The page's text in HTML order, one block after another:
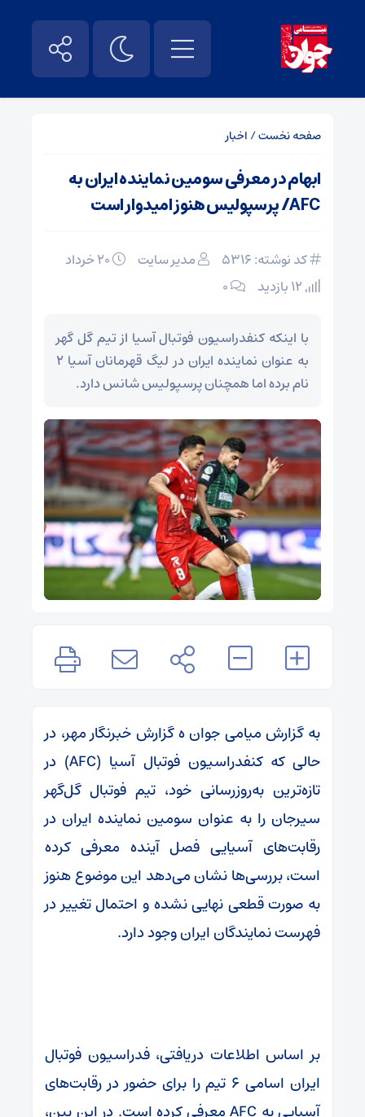
صفحه نخست/ اخبار
ابهام در معرفی سومین نماینده ایران به
AFC/ پرسپولیس هنوز امیدوار است
کد نوشته: 5316 مدیر سایت
۰
با اینکه کنفدراسیون فوتبال آسیا از تیم گل گهر
به عنوان نماینده ایران در لیگ قهرمانان آسیا ۲
نام برده اما همچنان پرسپولیس شانس دارد.
به گزارش میامی جوان ه گزارش خبرنگار مهر، در
حالی که کنفدراسیون فوتبال آسیا (AFC) در
تازه‌ترین به‌روزرسانی خود، تیم فوتبال گل‌گهر
سیرجان را به عنوان سومین نماینده ایران در
رقابت‌های آسیایی فصل آینده معرفی کرده
است، بررسی‌ها نشان می‌دهد این موضوع هنوز
به صورت قطعی نهایی نشده و احتمال تغییر در
فهرست نمایندگان ایران وجود دارد.
بر اساس اطلاعات دریافتی، فدراسیون فوتبال
ایران اسامی ۶ تیم را برای حضور در رقابت‌های
آسیایی به AFC معرفی کرده است. در این بین،